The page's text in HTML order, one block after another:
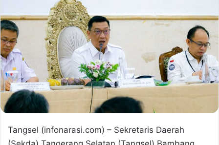
Tangsel (infonarasi.com) – Sekretaris Daerah